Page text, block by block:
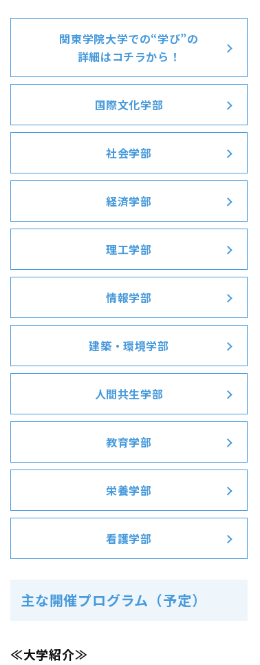
関東学院大学での“学び”の
詳細はコチラから！
国際文化学部
社会学部
経済学部
理工学部
情報学部
建築・環境学部
人間共生学部
教育学部
栄養学部
看護学部
主な開催プログラム（予定）
≪大学紹介≫